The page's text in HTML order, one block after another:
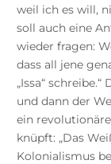
weil ich es will,
soll auch eine
wieder fragen:
dass all jene
„Issa“
und dann der
ein
knüpft: „Das
Kolonialismus